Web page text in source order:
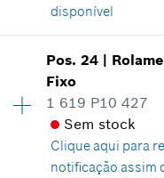
1,99 €*
*Recomendação
fabricante
disponível
Disponibilidade 1
Grupo de preço
Informações
Comprovante
Indicar na
Pos.24 |
Fixo
1 619 P10 427
Sem stock
Clique aqui para
notificação assim